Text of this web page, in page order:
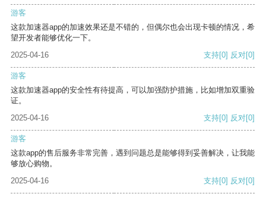
游客
这款加速器app的加速效果还是不错的，但偶尔也会出现卡顿的情况，希
望开发者能够优化一下。
2025-04-16
支持[0] 反对[0]
游客
这款加速器app的安全性有待提高，可以加强防护措施，比如增加双重验
证。
2025-04-16
支持[0] 反对[0]
游客
这款app的售后服务非常完善，遇到问题总是能够得到妥善解决，让我能
够放心购物。
2025-04-16
支持[0] 反对[0]